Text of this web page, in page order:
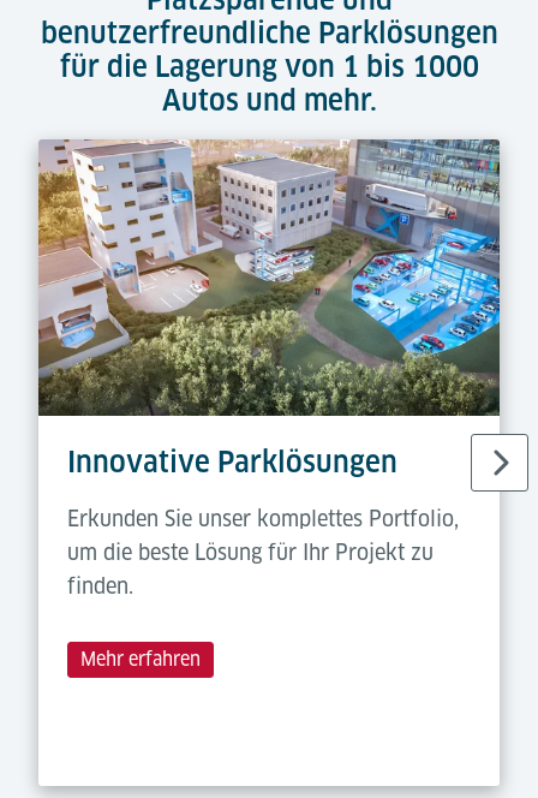
benutzerfreundliche Parklösungen
für die Lagerung von 1 bis 1000
Autos und mehr.
Innovative Parklösungen
Erkunden Sie unser komplettes Portfolio,
um die beste Lösung für Ihr Projekt zu
finden.
Mehr erfahren